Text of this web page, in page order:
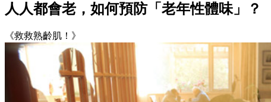
人人都會老，如何預防「老年性體味」？
《救救熟齡肌！》